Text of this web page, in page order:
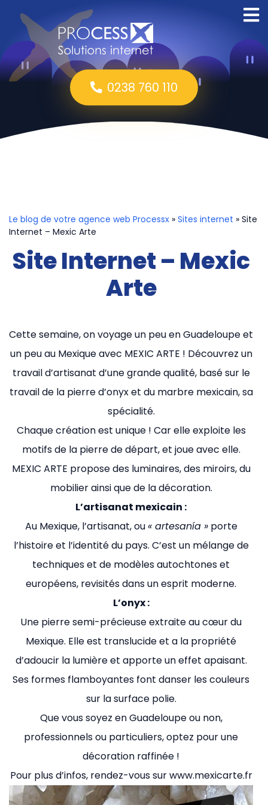
0238 760 110
Le blog de votre agence web Processx » Sites internet » Site
Internet – Mexic Arte
Site Internet – Mexic
Arte
Cette semaine, on voyage un peu en Guadeloupe et
un peu au Mexique avec MEXIC ARTE ! Découvrez un
travail d’artisanat d’une grande qualité, basé sur le
travail de la pierre d’onyx et du marbre mexicain, sa
spécialité.
Chaque création est unique ! Car elle exploite les
motifs de la pierre de départ, et joue avec elle.
MEXIC ARTE propose des luminaires, des miroirs, du
mobilier ainsi que de la décoration.
L’artisanat mexicain :
Au Mexique, l’artisanat, ou« artesanía »porte
l’histoire et l’identité du pays. C’est un mélange de
techniques et de modèles autochtones et
européens, revisités dans un esprit moderne.
L’onyx :
Une pierre semi-précieuse extraite au cœur du
Mexique. Elle est translucide et a la propriété
d’adoucir la lumière et apporte un effet apaisant.
Ses formes flamboyantes font danser les couleurs
sur la surface polie.
Que vous soyez en Guadeloupe ou non,
professionnels ou particuliers, optez pour une
décoration raffinée !
Pour plus d’infos, rendez-vous sur www.mexicarte.fr